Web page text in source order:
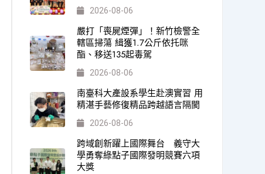
2026-08-06
嚴打「喪屍煙彈」！新竹檢警全
轄區掃蕩 緝獲1.7公斤依托咪
酯、移送135起毒駕
2026-08-06
南臺科大產設系學生赴澳實習 用
精湛手藝修復精品跨越語言隔閡
2026-08-06
跨域創新躍上國際舞台 義守大
學勇奪綠點子國際發明競賽六項
大獎